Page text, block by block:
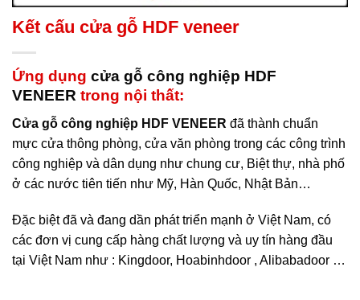
Kết cấu cửa gỗ HDF veneer
Ứng dụng cửa gỗ công nghiệp HDF
VENEER trong nội thất:
Cửa gỗ công nghiệp HDF VENEER đã thành chuẩn
mực cửa thông phòng, cửa văn phòng trong các công trình
công nghiệp và dân dụng như chung cư, Biệt thự, nhà phố
ở các nước tiên tiến như Mỹ, Hàn Quốc, Nhật Bản…
Đặc biệt đã và đang dần phát triển mạnh ở Việt Nam, có
các đơn vị cung cấp hàng chất lượng và uy tín hàng đầu
tại Việt Nam như : Kingdoor, Hoabinhdoor , Alibabadoor …